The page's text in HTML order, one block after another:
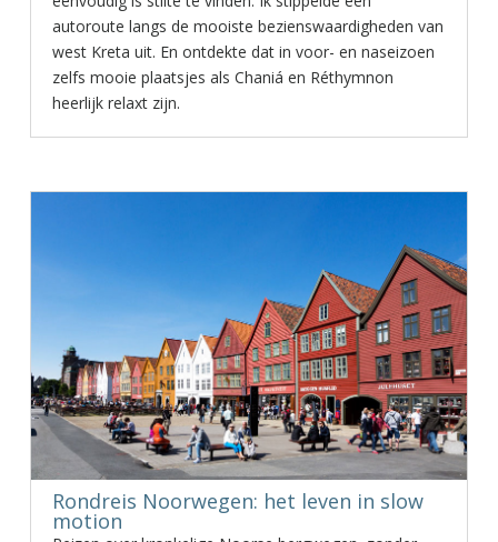
autoroute langs de mooiste bezienswaardigheden van
west Kreta uit. En ontdekte dat in voor- en naseizoen
zelfs mooie plaatsjes als Chaniá en Réthymnon
heerlijk relaxt zijn.
Rondreis Noorwegen: het leven in slow
motion